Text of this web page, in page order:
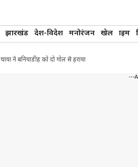
झारखंड देश-विदेश मनोरंजन खेल क्राइम
चाया ने बनियाडीह को दो गोल से हराया
---